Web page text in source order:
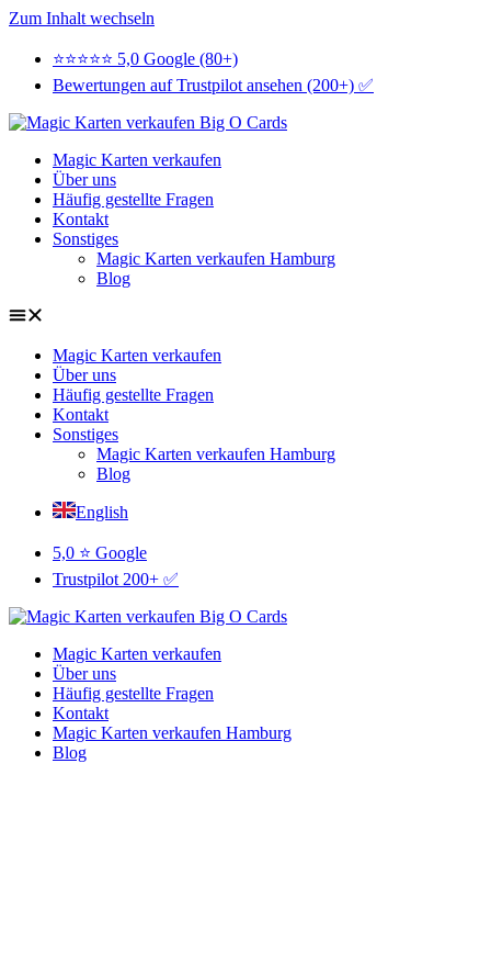
Zum Inhalt wechseln
⭐⭐⭐⭐⭐ 5,0 Google (80+)
Bewertungen auf Trustpilot ansehen (200+) ✅
Magic Karten verkaufen
Über uns
Häufig gestellte Fragen
Kontakt
Sonstiges
Magic Karten verkaufen Hamburg
Blog
Magic Karten verkaufen
Über uns
Häufig gestellte Fragen
Kontakt
Sonstiges
Magic Karten verkaufen Hamburg
Blog
English
5,0 ⭐ Google
Trustpilot 200+ ✅
Magic Karten verkaufen
Über uns
Häufig gestellte Fragen
Kontakt
Magic Karten verkaufen Hamburg
Blog